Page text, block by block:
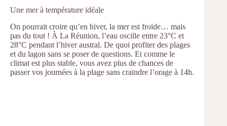
Une mer à température idéale
On pourrait croire qu’en hiver, la mer est froide… mais
pas du tout ! À La Réunion, l’eau oscille entre 23°C et
28°C pendant l’hiver austral. De quoi profiter des plages
et du lagon sans se poser de questions. Et comme le
climat est plus stable, vous avez plus de chances de
passer vos journées à la plage sans craindre l’orage à 14h.